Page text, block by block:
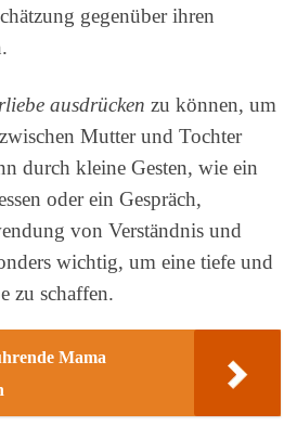
gegenüber ihren
ausdrücken zu können, um
Mutter und Tochter
durch kleine Gesten, wie ein
oder ein Gespräch,
von Verständnis und
wichtig, um eine tiefe und
zu schaffen.
Mama